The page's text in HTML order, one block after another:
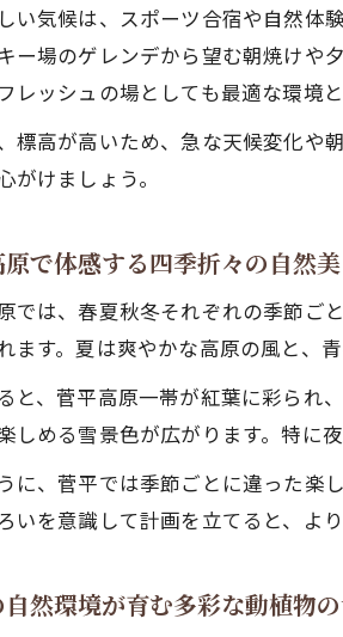
い気候は、スポーツ合宿や自然体
ー場のゲレンデから望む朝焼けや
レッシュの場としても最適な環境と
標高が高いため、急な天候変化や
がけましょう。
で体感する四季折々の自然美
では、春夏秋冬それぞれの季節ご
ます。夏は爽やかな高原の風と、
と、菅平高原一帯が紅葉に彩られ
しめる雪景色が広がります。特に
に、菅平では季節ごとに違った楽
いを意識して計画を立てると、よ
然環境が育む多彩な動植物